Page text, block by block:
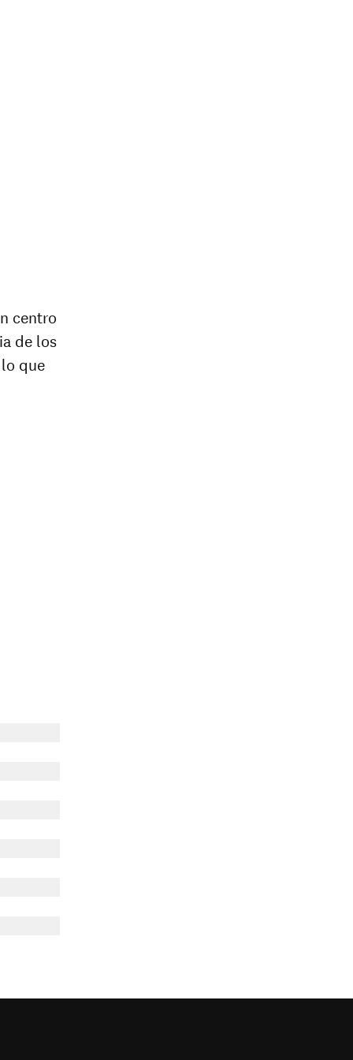
centro
de los
que